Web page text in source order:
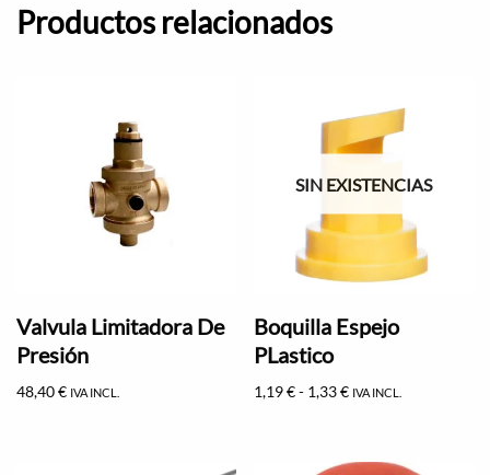
Productos relacionados
Valvula Limitadora De
Presión
48,40€ IVA INCL.
SIN EXISTENCIAS
Boquilla Espejo
PLastico
1,19€- 1,33€ IVA INCL.